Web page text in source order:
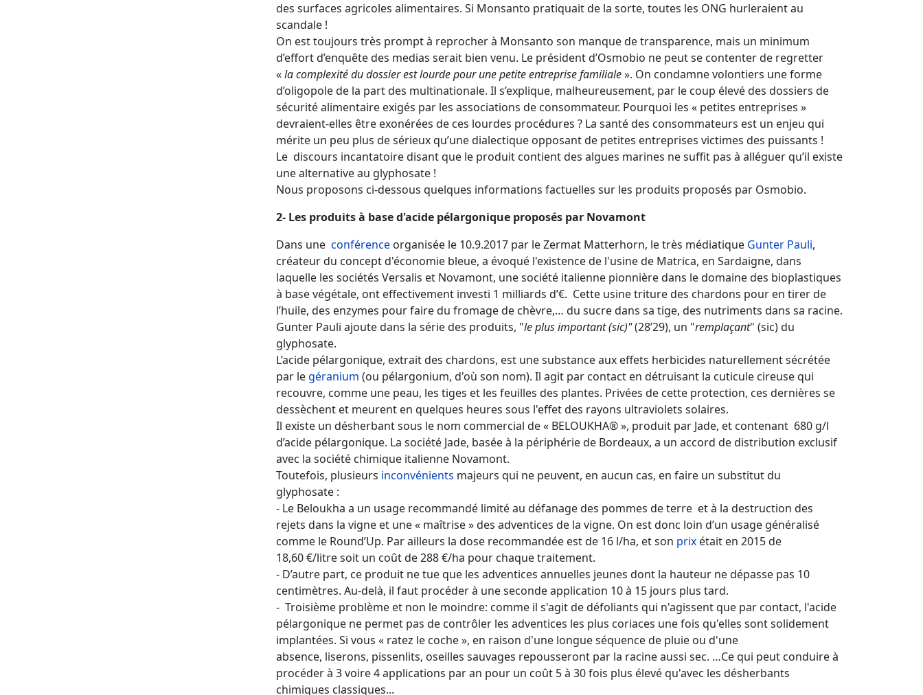
des surfaces agricoles alimentaires. Si Monsanto pratiquait de la sorte, toutes les ONG hurleraient au
scandale !
On est toujours très prompt à reprocher à Monsanto son manque de transparence, mais un minimum
d’effort d’enquête des medias serait bien venu. Le président d’Osmobio ne peut se contenter de regretter
«la complexité du dossier est lourde pour une petite entreprise familiale». On condamne volontiers une forme
d’oligopole de la part des multinationale. Il s’explique, malheureusement, par le coup élevé des dossiers de
sécurité alimentaire exigés par les associations de consommateur. Pourquoi les « petites entreprises »
devraient-elles être exonérées de ces lourdes procédures ? La santé des consommateurs est un enjeu qui
mérite un peu plus de sérieux qu’une dialectique opposant de petites entreprises victimes des puissants !
Le discours incantatoire disant que le produit contient des algues marines ne suffit pas à alléguer qu’il existe
une alternative au glyphosate !
Nous proposons ci-dessous quelques informations factuelles sur les produits proposés par Osmobio.
2- Les produits à base d'acide pélargonique proposés par Novamont
Dans une conférence organisée le 10.9.2017 par le Zermat Matterhorn, le très médiatique Gunter Pauli,
créateur du concept d'économie bleue, a évoqué l'existence de l'usine de Matrica, en Sardaigne, dans
laquelle les sociétés Versalis et Novamont, une société italienne pionnière dans le domaine des bioplastiques
à base végétale, ont effectivement investi 1 milliards d’€. Cette usine triture des chardons pour en tirer de
l’huile, des enzymes pour faire du fromage de chèvre,… du sucre dans sa tige, des nutriments dans sa racine.
Gunter Pauli ajoute dans la série des produits, "le plus important (sic)"(28’29), un "remplaçant" (sic) du
glyphosate.
L’acide pélargonique, extrait des chardons, est une substance aux effets herbicides naturellement sécrétée
par legéranium (ou pélargonium, d'où son nom). Il agit par contact en détruisant la cuticule cireuse qui
recouvre, comme une peau, les tiges et les feuilles des plantes. Privées de cette protection, ces dernières se
dessèchent et meurent en quelques heures sous l'effet des rayons ultraviolets solaires.
Il existe un désherbant sous le nom commercial de « BELOUKHA® », produit par Jade, et contenant 680 g/l
d’acide pélargonique. La société Jade, basée à la périphérie de Bordeaux, a un accord de distribution exclusif
avec la société chimique italienne Novamont.
Toutefois, plusieurs inconvénients majeurs qui ne peuvent, en aucun cas, en faire un substitut du
glyphosate :
- Le Beloukha a un usage recommandé limité au défanage des pommes de terre et à la destruction des
rejets dans la vigne et une « maîtrise » des adventices de la vigne. On est donc loin d’un usage généralisé
comme le Round’Up. Par ailleurs la dose recommandée est de 16 l/ha, et son prix était en 2015 de
18,60 €/litre soit un coût de 288 €/ha pour chaque traitement.
- D’autre part, ce produit ne tue que les adventices annuelles jeunes dont la hauteur ne dépasse pas 10
centimètres. Au-delà, il faut procéder à une seconde application 10 à 15 jours plus tard.
- Troisième problème et non le moindre: comme il s'agit de défoliants qui n'agissent que par contact, l'acide
pélargonique ne permet pas de contrôler les adventices les plus coriaces une fois qu'elles sont solidement
implantées. Si vous « ratez le coche », en raison d'une longue séquence de pluie ou d'une
absence, liserons, pissenlits, oseilles sauvages repousseront par la racine aussi sec. …Ce qui peut conduire à
procéder à 3 voire 4 applications par an pour un coût 5 à 30 fois plus élevé qu'avec les désherbants
chimiques classiques...